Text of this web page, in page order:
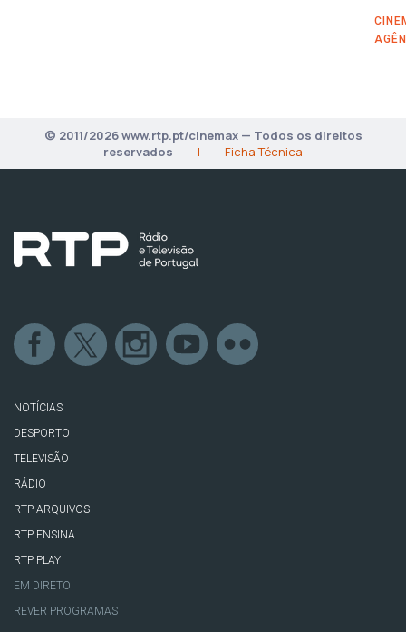
© 2011/2026 www.rtp.pt/cinemax — Todos os direitos
reservados
| Ficha Técnica
NOTÍCIAS
DESPORTO
TELEVISÃO
RÁDIO
RTP ARQUIVOS
RTP ENSINA
RTP PLAY
EM DIRETO
REVER PROGRAMAS